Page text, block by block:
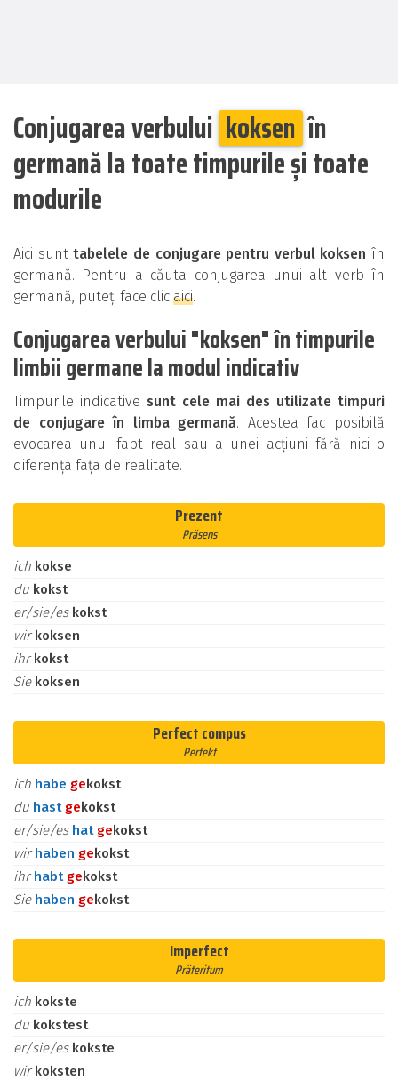
Conjugarea verbului koksen în
germană la toate timpurile și toate
modurile
Aici sunttabelele de conjugare pentru verbul koksen în
germană. Pentru a căuta conjugarea unui alt verb în
germană, puteți face clic aici.
Conjugarea verbului "koksen" în timpurile
limbii germane la modul indicativ
Timpurile indicative sunt cele mai des utilizate timpuri
de conjugare în limba germană. Acestea fac posibilă
evocarea unui fapt real sau a unei acțiuni fără nici o
diferența fața de realitate.
Prezent
Präsens
ich kokse
du kokst
er/sie/es kokst
wirkoksen
ihrkokst
Sie koksen
Perfect compus
Perfekt
ich habe gekokst
du hast gekokst
er/sie/es hat gekokst
wirhaben gekokst
ihrhabt gekokst
Sie haben gekokst
Imperfect
Präteritum
ich kokste
du kokstest
er/sie/es kokste
wirkoksten